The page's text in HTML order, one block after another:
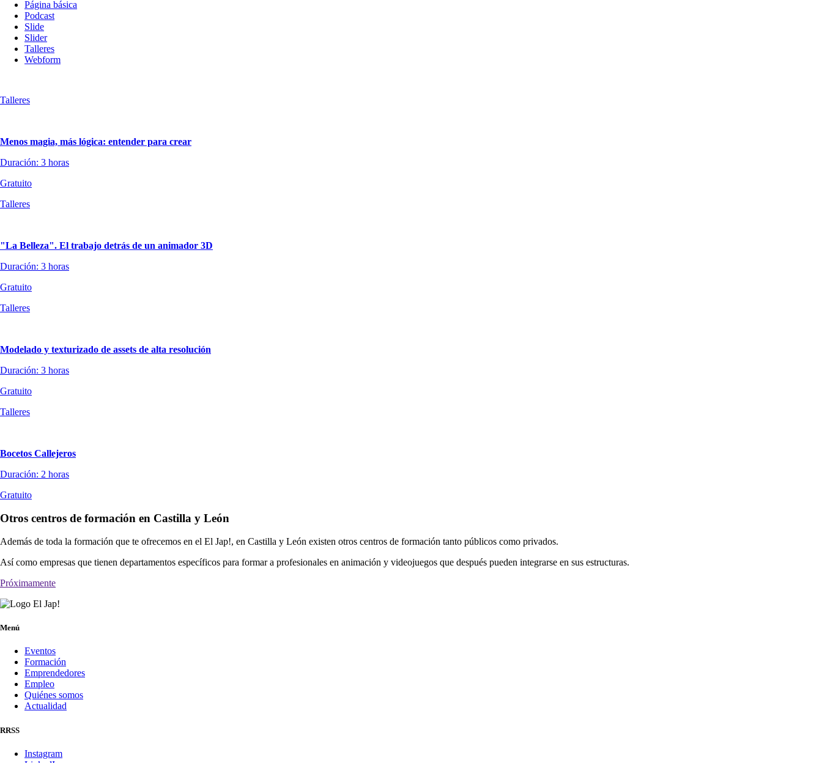
Página básica
Podcast
Slide
Slider
Talleres
Webform
Talleres
Menos magia, más lógica: entender para crear
Duración: 3 horas
Gratuito
Talleres
"La Belleza". El trabajo detrás de un animador 3D
Duración: 3 horas
Gratuito
Talleres
Modelado y texturizado de assets de alta resolución
Duración: 3 horas
Gratuito
Talleres
Bocetos Callejeros
Duración: 2 horas
Gratuito
Otros centros de formación en Castilla y León
Además de toda la formación que te ofrecemos en el El Jap!, en Castilla y León existen otros centros de formación tanto públicos como privados.
Así como empresas que tienen departamentos específicos para formar a profesionales en animación y videojuegos que después pueden integrarse en sus estructuras.
Próximamente
Menú
Eventos
Formación
Emprendedores
Empleo
Quiénes somos
Actualidad
RRSS
Instagram